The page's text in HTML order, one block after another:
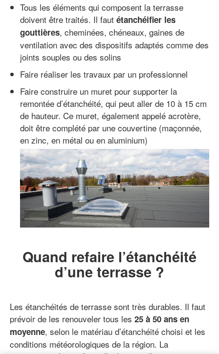
Tous les éléments qui composent la terrasse
doivent être traités. Il faut étanchéifier les
gouttières, cheminées, chéneaux, gaines de
ventilation avec des dispositifs adaptés comme des
joints souples ou des solins
Faire réaliser les travaux par un professionnel
Faire construire un muret pour supporter la
remontée d’étanchéité, qui peut aller de 10 à 15 cm
de hauteur. Ce muret, également appelé acrotère,
doit être complété par une couvertine (maçonnée,
en zinc, en métal ou en aluminium)
Quand refaire l’étanchéité
d’une terrasse ?
Les étanchéités de terrasse sont très durables. Il faut
prévoir de les renouveler tous les 25 à 50 ans en
moyenne, selon le matériau d’étanchéité choisi et les
conditions météorologiques de la région. La